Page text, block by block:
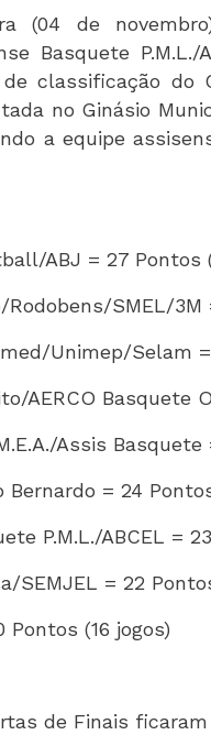
(04 de
Basquete
classificação do
no Ginásio
a equipe
ABJ = 27 Pontos
SMEL/3M
Unimep/Selam
AERCO Basquete
Assis Basquete
= 24
P.M.L./ABCEL =
SEMJEL = 22
Pontos (16 jogos)
de Finais ficaram